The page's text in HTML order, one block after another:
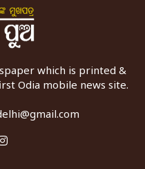
which is printed &
Odia mobile news site.